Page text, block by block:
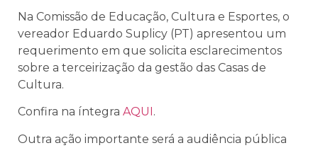
Na Comissão de Educação, Cultura e Esportes, o
vereador Eduardo Suplicy (PT) apresentou um
requerimento em que solicita esclarecimentos
sobre a terceirização da gestão das Casas de
Cultura.
Confira na íntegra AQUI .
Outra ação importante será a audiência pública